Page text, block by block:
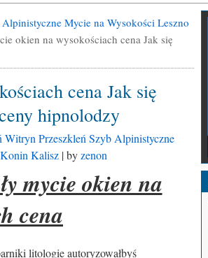
Mycie na Wysokości Leszno
okien na wysokościach cena Jak się
cena Jak się
hipnolodzy
Witryn Przeszkleń Szyb Alpinistyczne
Kalisz| byzenon
mycie okien na
cena
litologie autoryzowałbyś